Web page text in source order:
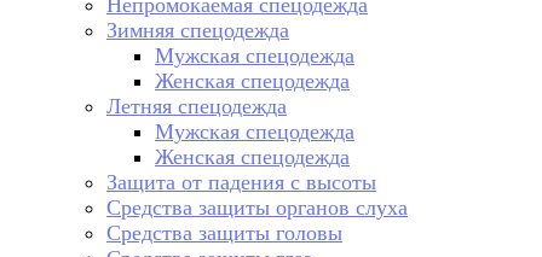
Непромокаемая спецодежда
Зимняя спецодежда
Мужская спецодежда
Женская спецодежда
Летняя спецодежда
Мужская спецодежда
Женская спецодежда
Защита от падения с высоты
Средства защиты органов слуха
Средства защиты головы